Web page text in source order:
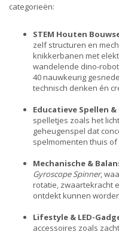
categorieën:
STEM Houten
zelf structuren en
knikkerbanen met
wandelende dino-
40 nauwkeurig
technisch denken én
Educatieve Spellen
spelletjes zoals het
geheugenspel dat
spelmomenten thuis
Mechanische &
Gyroscope Spinner,
rotatie, zwaartekracht
ontdekt kunnen
Lifestyle & LED-
accessoires zoals